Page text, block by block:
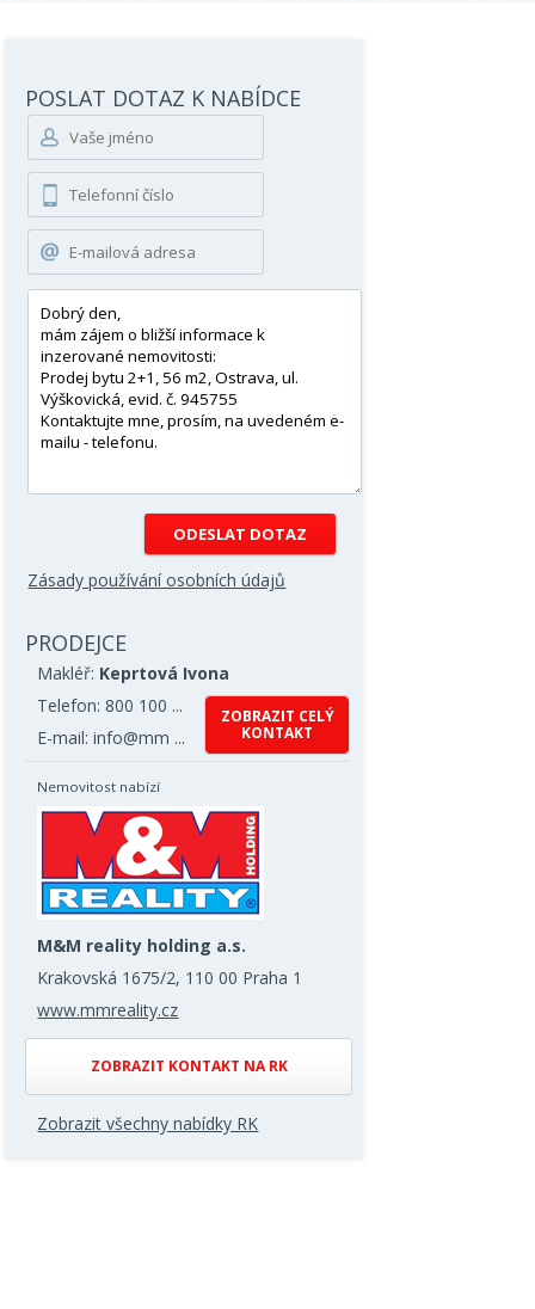
POSLAT DOTAZ K NABÍDCE
Zásady používání osobních údajů
PRODEJCE
Makléř: Keprtová Ivona
Telefon: 800 100 ...
E-mail: info@mm ...
ZOBRAZIT CELÝ
KONTAKT
Nemovitost nabízí
M&M reality holding a.s.
Krakovská 1675/2, 110 00 Praha 1
www.mmreality.cz
ZOBRAZIT KONTAKT NA RK
Zobrazit všechny nabídky RK